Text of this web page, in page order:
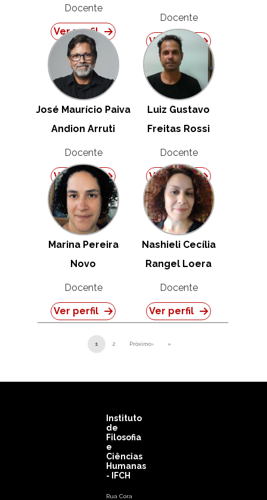
Docente
Ver perfil
Docente
Ver perfil
José Maurício Paiva
Andion Arruti
Docente
Ver perfil
Luiz Gustavo
Freitas Rossi
Docente
Ver perfil
Marina Pereira
Novo
Docente
Ver perfil
Nashieli Cecília
Rangel Loera
Docente
Ver perfil
Paginação
1 2 Próximo›
Próxima página
»
Instituto
de
Filosofia
e
Ciências
Humanas
- IFCH
Rua Cora